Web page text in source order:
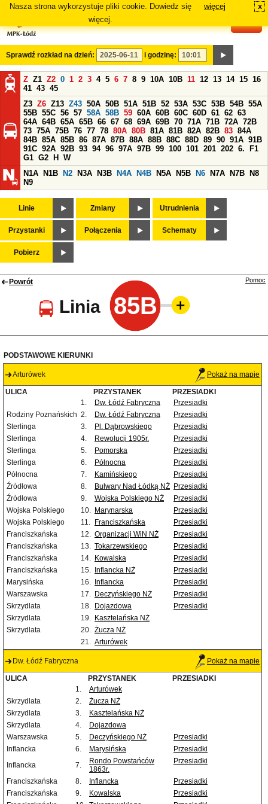
Nasza strona wykorzystuje pliki cookie. Dowiedz się
więcej.
więcej x
Sprawdź rozkład na dzień: i godzinę:
Z Z1 Z2 0 1 2 3 4 5 6 7 8 9 10A 10B 11 12 13 14 15 16
41 43 45
Z3 Z6 Z13 Z43 50A 50B 51A 51B 52 53A 53C 53B 54B 55A
55B 55C 56 57 58A 58B 59 60A 60B 60C 60D 61 62 63
64A 64B 65A 65B 66 67 68 69A 69B 70 71A 71B 72A 72B
73 75A 75B 76 77 78 80A 80B 81A 81B 82A 82B 83 84A
84B 85A 85B 86 87A 87B 88A 88B 88C 88D 89 90 91A 91B
91C 92A 92B 93 94 96 97A 97B 99 100 101 201 202 6.
F1
G1 G2 H
W
N1A
N1B N2 N3A N3B N4A N4B N5A N5B N6 N7A N7B
N8
N9
Linie Zmiany Utrudnienia
Przystanki Połączenia Schematy
Pobierz
Powrót
Linia 85B
Pomoc
PODSTAWOWE KIERUNKI
Arturówek Pokaż na mapie
ULICA PRZYSTANEK
PRZESIADKI
1.
Dw. Łódź Fabryczna
Przesiadki
Rodziny Poznańskich 2. Dw. Łódź Fabryczna
Przesiadki
Sterlinga
3. Pl. Dąbrowskiego
Przesiadki
Sterlinga
4. Rewolucji 1905r.
Przesiadki
Sterlinga
5. Pomorska
Przesiadki
Sterlinga
6. Północna
Przesiadki
Północna
7. Kamińskiego
Przesiadki
Źródłowa
8. Bulwary Nad Łódką NŻ Przesiadki
Źródłowa
9. Wojska Polskiego NŻ
Przesiadki
Wojska Polskiego
10. Marynarska
Przesiadki
Wojska Polskiego
11. Franciszkańska
Przesiadki
Franciszkańska
12. Organizacji WiN NŻ
Przesiadki
Franciszkańska
13. Tokarzewskiego
Przesiadki
Franciszkańska
14. Kowalska
Przesiadki
Franciszkańska
15. Inflancka NŻ
Przesiadki
Marysińska
16. Inflancka
Przesiadki
Warszawska
17. Deczyńskiego NŻ
Przesiadki
Skrzydlata
18. Dojazdowa
Przesiadki
Skrzydlata
19. Kasztelańska NŻ
Skrzydlata
20. Żucza NŻ
21. Arturówek
Dw. Łódź Fabryczna Pokaż na mapie
ULICA PRZYSTANEK
PRZESIADKI
1.
Arturówek
Skrzydlata
2.
Żucza NŻ
Skrzydlata
3.
Kasztelańska NŻ
Skrzydlata
4.
Dojazdowa
Warszawska
5. Deczyńskiego NŻ
Przesiadki
Inflancka
6. Marysińska
Przesiadki
Inflancka
7.
Rondo Powstańców
1863r.
Przesiadki
Franciszkańska 8. Inflancka
Przesiadki
Franciszkańska
9. Kowalska
Przesiadki